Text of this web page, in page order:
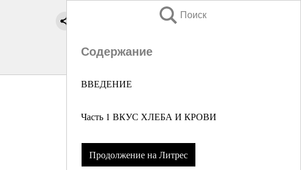
Поиск
Содержание
ВВЕДЕНИЕ
Часть 1 ВКУС ХЛЕБА И КРОВИ
Продолжение на Литрес